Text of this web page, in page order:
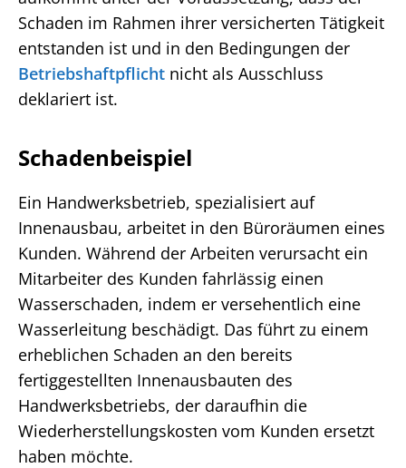
Schaden im Rahmen ihrer versicherten Tätigkeit
entstanden ist und in den Bedingungen der
Betriebshaftpflicht nicht als Ausschluss
deklariert ist.
Schadenbeispiel
Ein Handwerksbetrieb, spezialisiert auf
Innenausbau, arbeitet in den Büroräumen eines
Kunden. Während der Arbeiten verursacht ein
Mitarbeiter des Kunden fahrlässig einen
Wasserschaden, indem er versehentlich eine
Wasserleitung beschädigt. Das führt zu einem
erheblichen Schaden an den bereits
fertiggestellten Innenausbauten des
Handwerksbetriebs, der daraufhin die
Wiederherstellungskosten vom Kunden ersetzt
haben möchte.